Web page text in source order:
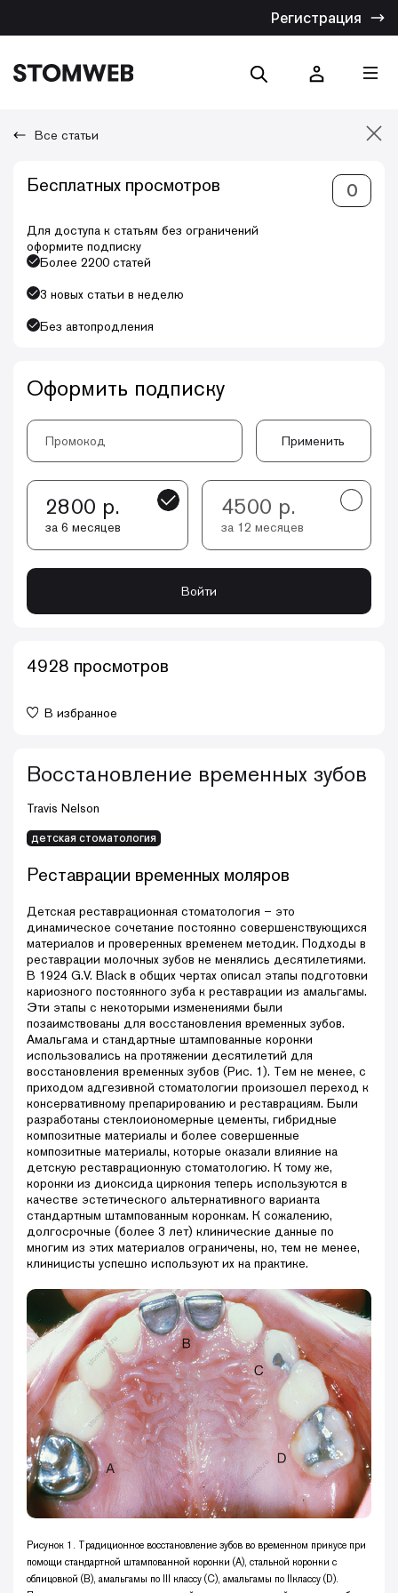
Регистрация
Все статьи
Бесплатных просмотров 0
Для доступа к статьям без ограничений
оформите подписку
Более 2200 статей
3 новых статьи в неделю
Без автопродления
Оформить подписку
Применить
2800 р.
за 6 месяцев
4500 р.
за 12 месяцев
Войти
Восстановление временных зубов
Travis Nelson
детская cтоматология
Реставрации временных моляров
Детская реставрационная стоматология – это
динамическое сочетание постоянно совершенствующихся
материалов и проверенных временем методик. Подходы в
реставрации молочных зубов не менялись десятилетиями.
В 1924 G.V. Black в общих чертах описал этапы подготовки
кариозного постоянного зуба к реставрации из амальгамы.
Эти этапы с некоторыми изменениями были
позаимствованы для восстановления временных зубов.
Амальгама и стандартные штампованные коронки
использовались на протяжении десятилетий для
восстановления временных зубов (Рис. 1). Тем не менее, с
приходом адгезивной стоматологии произошел переход к
консервативному препарированию и реставрациям. Были
разработаны стеклоиономерные цементы, гибридные
композитные материалы и более совершенные
композитные материалы, которые оказали влияние на
детскую реставрационную стоматологию. К тому же,
коронки из диоксида циркония теперь используются в
качестве эстетического альтернативного варианта
стандартным штампованным коронкам. К сожалению,
долгосрочные (более 3 лет) клинические данные по
многим из этих материалов ограничены, но, тем не менее,
клиницисты успешно используют их на практике.
Рисунок 1. Традиционное восстановление зубов во временном прикусе при
помощи стандартной штампованной коронки (А), стальной коронки с
облицовкой (В), амальгамы по III классу (С), амальгамы по IIклассу (D).
4928 просмотров
В избранное